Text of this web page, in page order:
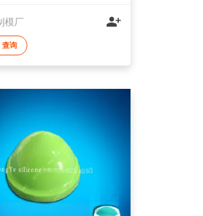
模厂
查询